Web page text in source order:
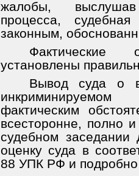
жалобы,
процесса,
законным,
Фактические
установлены
Вывод суда о
инкриминируемом
фактическим
всесторонне, полно
судебном заседании
оценку суда в
88 УПК РФ и подробно